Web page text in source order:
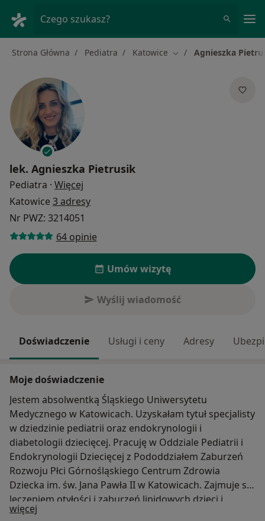
Czego szukasz?
Strona Główna Pediatra Katowice Zmień miasto
Agnieszka
lek. Agnieszka Pietrusik
Pediatra · Więcej
Katowice 3 adresy
Nr PWZ: 3214051
64 opinie
Umów wizytę
Wyślij wiadomość
Doświadczenie Usługi i ceny Adresy
Moje doświadczenie
Jestem absolwentką Śląskiego Uniwersytetu
Medycznego w Katowicach. Uzyskałam tytuł specjalisty
w dziedzinie pediatrii oraz endokrynologii i
diabetologii dziecięcej. Pracuję w Oddziale Pediatrii i
Endokrynologii Dziecięcej z Pododdziałem Zaburzeń
Rozwoju Płci Górnośląskiego Centrum Zdrowia
Dziecka im. św. Jana Pawła II w Katowicach. Zajmuje się
leczeniem otyłości i zaburzeń lipidowych dzieci i
młodzieży.
więcej